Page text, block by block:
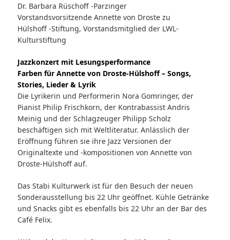
Dr. Barbara Rüschoff -Parzinger
Vorstandsvorsitzende Annette von Droste zu
Hülshoff -Stiftung, Vorstandsmitglied der LWL-
Kulturstiftung
Jazzkonzert mit Lesungsperformance
Farben für Annette von Droste-Hülshoff – Songs,
Stories, Lieder & Lyrik
Die Lyrikerin und Performerin Nora Gomringer, der
Pianist Philip Frischkorn, der Kontrabassist Andris
Meinig und der Schlagzeuger Philipp Scholz
beschäftigen sich mit Weltliteratur. Anlässlich der
Eröffnung führen sie ihre Jazz Versionen der
Originaltexte und -kompositionen von Annette von
Droste-Hülshoff auf.
Das Stabi Kulturwerk ist für den Besuch der neuen
Sonderausstellung bis 22 Uhr geöffnet. Kühle Getränke
und Snacks gibt es ebenfalls bis 22 Uhr an der Bar des
Café Felix.